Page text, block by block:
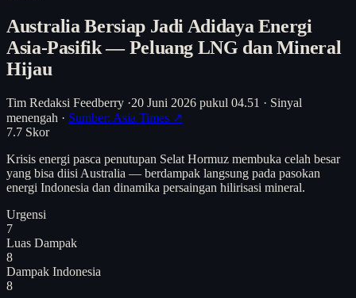
Australia Bersiap Jadi Adidaya Energi
Asia-Pasifik — Peluang LNG dan Mineral
Hijau
Tim Redaksi Feedberry ·20 Juni 2026 pukul 04.51 · Sinyal
menengah · Sumber: Asia Times ↗
7.7 Skor
Krisis energi pasca penutupan Selat Hormuz membuka celah besar
yang bisa diisi Australia — berdampak langsung pada pasokan
energi Indonesia dan dinamika persaingan hilirisasi mineral.
Urgensi
7
Luas Dampak
8
Dampak Indonesia
8